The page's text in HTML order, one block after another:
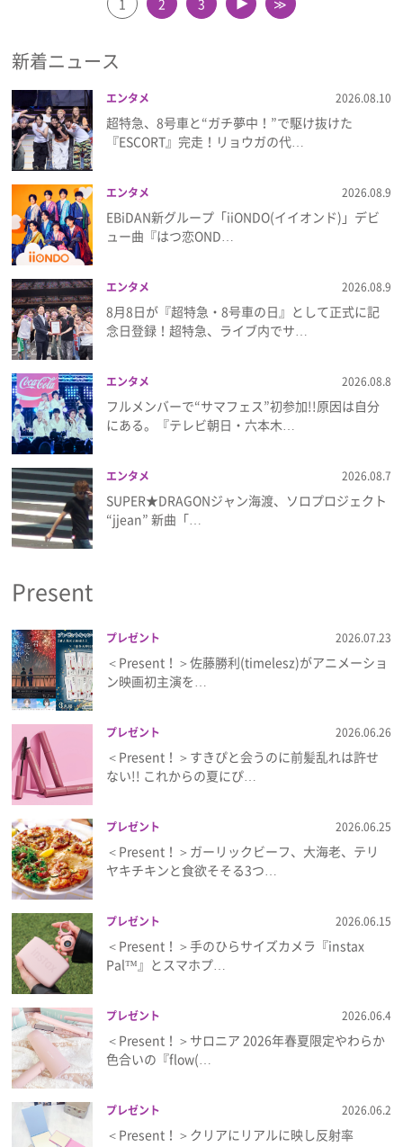
1 2 3 ▲ ≫
新着ニュース
エンタメ 2026.08.10
超特急、8号車と“ガチ夢中！”で駆け抜けた
『ESCORT』完走！リョウガの代…
エンタメ 2026.08.9
EBiDAN新グループ「iiONDO(イイオンド)」デビ
ュー曲『はつ恋OND…
エンタメ 2026.08.9
8月8日が『超特急・8号車の日』として正式に記
念日登録！超特急、ライブ内でサ…
エンタメ 2026.08.8
フルメンバーで“サマフェス”初参加!!原因は自分
にある。『テレビ朝日・六本木…
エンタメ 2026.08.7
SUPER★DRAGONジャン海渡、ソロプロジェクト
“jjean” 新曲「…
Present
プレゼント 2026.07.23
＜Present！＞佐藤勝利(timelesz)がアニメーショ
ン映画初主演を…
プレゼント 2026.06.26
＜Present！＞すきぴと会うのに前髪乱れは許せ
ない!! これからの夏にぴ…
プレゼント 2026.06.25
＜Present！＞ガーリックビーフ、大海老、テリ
ヤキチキンと食欲そそる3つ…
プレゼント 2026.06.15
＜Present！＞手のひらサイズカメラ『instax
Pal™』とスマホプ…
プレゼント 2026.06.4
＜Present！＞サロニア 2026年春夏限定やわらか
色合いの『flow(…
プレゼント 2026.06.2
＜Present！＞クリアにリアルに映し反射率